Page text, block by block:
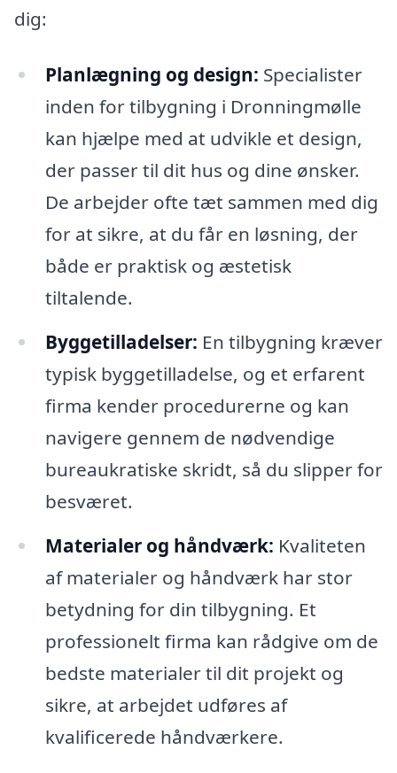
dig:
Planlægning og design: Specialister
inden for tilbygning i Dronningmølle
kan hjælpe med at udvikle et design,
der passer til dit hus og dine ønsker.
De arbejder ofte tæt sammen med dig
for at sikre, at du får en løsning, der
både er praktisk og æstetisk
tiltalende.
Byggetilladelser: En tilbygning kræver
typisk byggetilladelse, og et erfarent
firma kender procedurerne og kan
navigere gennem de nødvendige
bureaukratiske skridt, så du slipper for
besværet.
Materialer og håndværk: Kvaliteten
af materialer og håndværk har stor
betydning for din tilbygning. Et
professionelt firma kan rådgive om de
bedste materialer til dit projekt og
sikre, at arbejdet udføres af
kvalificerede håndværkere.